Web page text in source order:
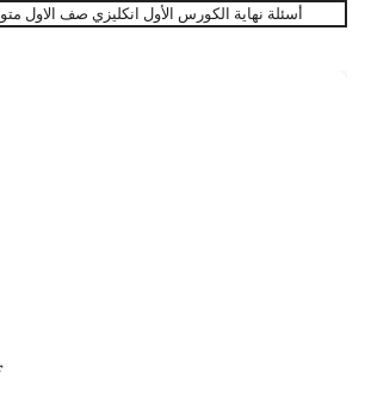
أسئلة نهاية الكورس الأول انكليزي صف الاول